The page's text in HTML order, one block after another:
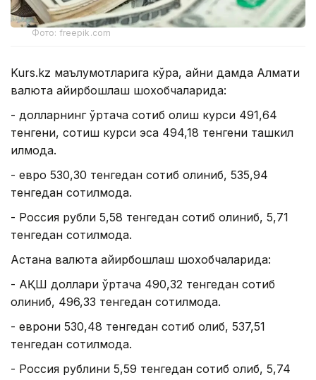
Фото: freepik.com
Kurs.kz маълумотларига кўра, айни дамда Алмати
валюта айирбошлаш шохобчаларида:
- долларнинг ўртача сотиб олиш курси 491,64
тенгени, сотиш курси эса 494,18 тенгени ташкил
қилмоқда.
- евро 530,30 тенгедан сотиб олиниб, 535,94
тенгедан сотилмоқда.
- Россия рубли 5,58 тенгедан сотиб олиниб, 5,71
тенгедан сотилмоқда.
Астана валюта айирбошлаш шохобчаларида:
- АҚШ доллари ўртача 490,32 тенгедан сотиб
олиниб, 496,33 тенгедан сотилмоқда.
- еврони 530,48 тенгедан сотиб олиб, 537,51
тенгедан сотилмоқда.
- Россия рублини 5,59 тенгедан сотиб олиб, 5,74